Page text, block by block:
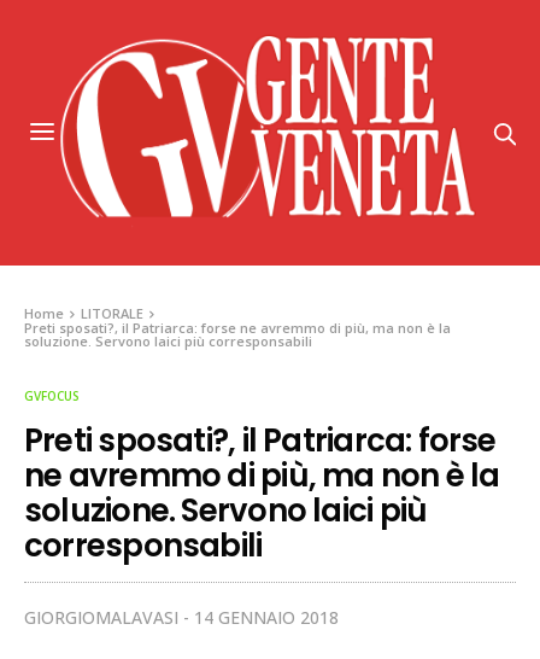
Home
LITORALE
Preti sposati?, il Patriarca: forse ne avremmo di più, ma non è la
soluzione. Servono laici più corresponsabili
GVFOCUS
Preti sposati?, il Patriarca: forse
ne avremmo di più, ma non è la
soluzione. Servono laici più
corresponsabili
GIORGIOMALAVASI 14 GENNAIO 2018